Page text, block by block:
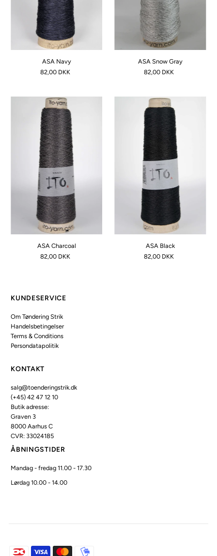
ASA Navy
82,00 DKK
ASA Snow Gray
82,00 DKK
ASA Charcoal
82,00 DKK
ASA Black
82,00 DKK
KUNDESERVICE
Om Tøndering Strik
Handelsbetingelser
Terms & Conditions
Persondatapolitik
KONTAKT
salg@toenderingstrik.dk
(+45) 42 47 12 10
Butik adresse:
Graven 3
8000 Aarhus C
CVR: 33024185
ÅBNINGSTIDER
Mandag - fredag 11.00 - 17.30
Lørdag 10.00 - 14.00